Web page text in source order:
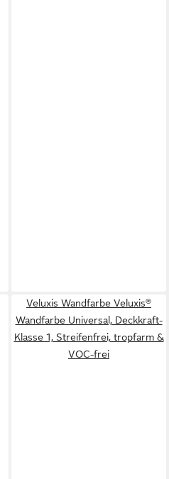
Veluxis Wandfarbe Veluxis®
Wandfarbe Universal, Deckkraft-
Klasse 1, Streifenfrei, tropfarm &
VOC-frei